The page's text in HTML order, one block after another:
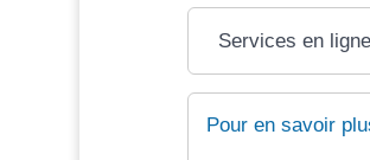
Services en
Pour en savoir